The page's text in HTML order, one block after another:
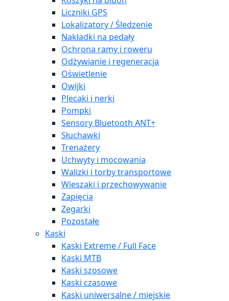
Liczniki GPS
Lokalizatory / Śledzenie
Nakładki na pedały
Ochrona ramy i roweru
Odżywianie i regeneracja
Oświetlenie
Owijki
Plecaki i nerki
Pompki
Sensory Bluetooth ANT+
Słuchawki
Trenażery
Uchwyty i mocowania
Walizki i torby transportowe
Wieszaki i przechowywanie
Zapięcia
Zegarki
Pozostałe
Kaski
Kaski Extreme / Full Face
Kaski MTB
Kaski szosowe
Kaski czasowe
Kaski uniwersalne / miejskie